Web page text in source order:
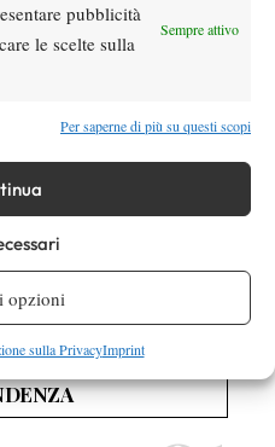
pubblicità
le scelte sulla
Sempre attivo
Per saperne di più su questi scopi
opzioni
sulla PrivacyImprint
un commento.